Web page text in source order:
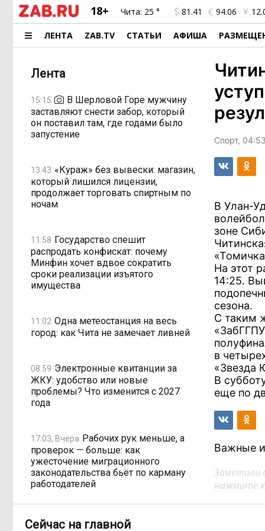
18+ Чита: 25 ° 81.41 94.06
ЛЕНТА ZAB.TV СТАТЬИ АФИША
Лента
15:15
В Шерловой Горе мужчину
заставляют снести забор, который
он поставил там, где годами было
запустение
13:43 «Кураж» без вывески: магазин,
который лишился лицензии,
продолжает торговать спиртным по
ночам
11:58 Государство спешит
распродать конфискат: почему
Минфин хочет вдвое сократить
сроки реализации изъятого
имущества
11:02 Одна метеостанция на весь
город: как Чита не замечает ливней
08:59 Электронные квитанции за
ЖКУ: удобство или новые
проблемы? Что изменится с 2027
года
17:03, Вчера Рабочих рук меньше, а
проверок — больше: как
ужесточение миграционного
законодательства бьёт по карману
работодателей
16:32, Вчера
Забайкалье готовится к
Спорт,
В Улан-
зоне
На этот
14:25.
сезона.
С таким
в
«Звезда
В
еще по
Важные
Заметили
нажмите
Сейчас на главной